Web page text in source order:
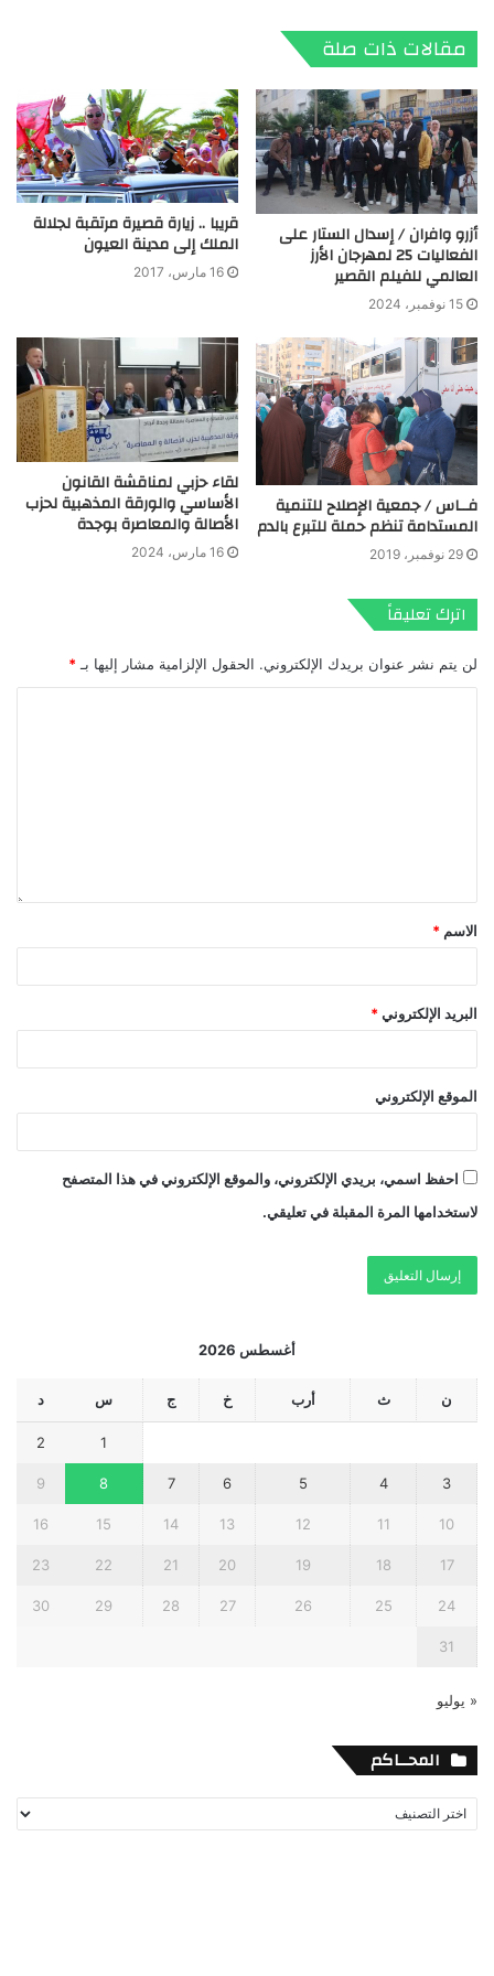
مقالات ذات صلة
أزرو وافران / إسدال الستار على
الفعاليات 25 لمهرجان الأرز
العالمي للفيلم القصير
15 نوفمبر، 2024
قريبا .. زيارة قصيرة مرتقبة لجلالة
الملك إلى مدينة العيون
16 مارس، 2017
فــاس / جمعية الإصلاح للتنمية
المستدامة تنظم حملة للتبرع بالدم
29 نوفمبر، 2019
لقاء حزبي لمناقشة القانون
الأساسي والورقة المذهبية لحزب
الأصالة والمعاصرة بوجدة
16 مارس، 2024
اترك تعليقاً
لن يتم نشر عنوان بريدك الإلكتروني. الحقول الإلزامية مشار إليها بـ *
الاسم *
البريد الإلكتروني *
الموقع الإلكتروني
احفظ اسمي، بريدي الإلكتروني، والموقع الإلكتروني في هذا المتصفح
لاستخدامها المرة المقبلة في تعليقي.
أغسطس 2026
ن ث أرب خ ج س د
1
2
3
4
5
6
7
8
9
10
11
12
13
14
15
16
17
18
19
20
21
22
23
24
25
26
27
28
29
30
31
« يوليو
المحــاكم
المحــاكم